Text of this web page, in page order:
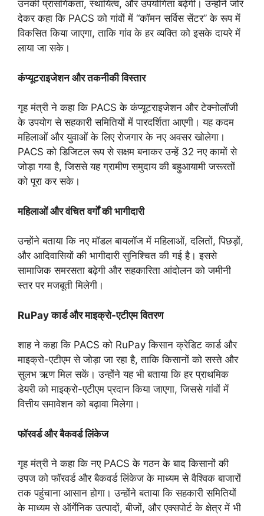
उनकी प्रासंगिकता, स्थायित्व, और उपयोगिता बढ़ेगी। उन्होंने जोर
देकर कहा कि PACS को गांवों में “कॉमन सर्विस सेंटर” के रूप में
विकसित किया जाएगा, ताकि गांव के हर व्यक्ति को इसके दायरे में
लाया जा सके।
कंप्यूटराइजेशन और तकनीकी विस्तार
गृह मंत्री ने कहा कि PACS के कंप्यूटराइजेशन और टेक्नोलॉजी
के उपयोग से सहकारी समितियों में पारदर्शिता आएगी। यह कदम
महिलाओं और युवाओं के लिए रोजगार के नए अवसर खोलेगा।
PACS को डिजिटल रूप से सक्षम बनाकर उन्हें 32 नए कामों से
जोड़ा गया है, जिससे यह ग्रामीण समुदाय की बहुआयामी जरूरतों
को पूरा कर सके।
महिलाओं और वंचित वर्गों की भागीदारी
उन्होंने बताया कि नए मॉडल बायलॉज में महिलाओं, दलितों, पिछड़ों,
और आदिवासियों की भागीदारी सुनिश्चित की गई है। इससे
सामाजिक समरसता बढ़ेगी और सहकारिता आंदोलन को जमीनी
स्तर पर मजबूती मिलेगी।
RuPay कार्ड और माइक्रो-एटीएम वितरण
शाह ने कहा कि PACS को RuPay किसान क्रेडिट कार्ड और
माइक्रो-एटीएम से जोड़ा जा रहा है, ताकि किसानों को सस्ते और
सुलभ ऋण मिल सकें। उन्होंने यह भी बताया कि हर प्राथमिक
डेयरी को माइक्रो-एटीएम प्रदान किया जाएगा, जिससे गांवों में
वित्तीय समावेशन को बढ़ावा मिलेगा।
फॉरवर्ड और बैकवर्ड लिंकेज
गृह मंत्री ने कहा कि नए PACS के गठन के बाद किसानों की
उपज को फॉरवर्ड और बैकवर्ड लिंकेज के माध्यम से वैश्विक बाजारों
तक पहुंचाना आसान होगा। उन्होंने बताया कि सहकारी समितियों
के माध्यम से ऑर्गेनिक उत्पादों, बीजों, और एक्सपोर्ट के क्षेत्र में भी